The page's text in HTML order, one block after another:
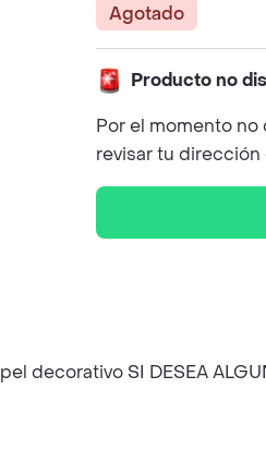
Agotado
Producto no
Por el momento
revisar tu
SI DESEA